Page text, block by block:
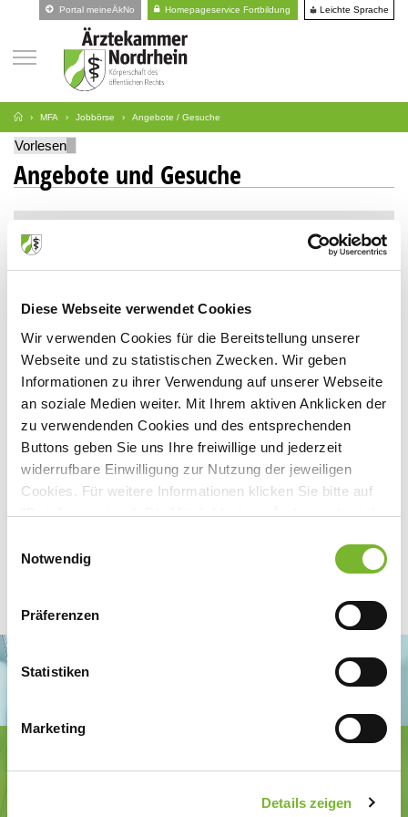
Diese Webseite verwendet Cookies
Wir verwenden Cookies für die Bereitstellung unserer
Webseite und zu statistischen Zwecken. Wir geben
Informationen zu ihrer Verwendung auf unserer Webseite
an soziale Medien weiter. Mit Ihrem aktiven Anklicken der
zu verwendenden Cookies und des entsprechenden
Buttons geben Sie uns Ihre freiwillige und jederzeit
widerrufbare Einwilligung zur Nutzung der jeweiligen
Cookies. Für weitere Informationen klicken Sie bitte auf
"Details anzeigen". Die Möglichkeit zur Änderung besteht
Datenschutzerklärung
Notwendig
Präferenzen
Statistiken
Marketing
Details zeigen
Portal meineÄkNo Homepageservice Fortbildung Leichte Sprache
MFA Jobbörse Angebote / Gesuche
Vorlesen
Angebote und Gesuche
Suche
Stellengesuche
Stellenangebote
Tersteegenstr. 9 · 40474 Düsseldorf